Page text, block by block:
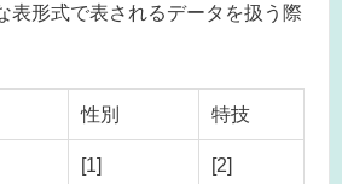
表形式で表されるデータを扱う際
性別 特技
[1] [2]